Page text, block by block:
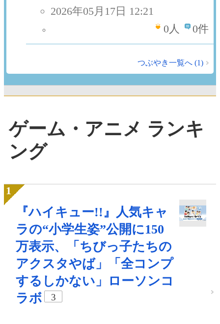
2026年05月17日 12:21
0人 0件
つぶやき一覧へ (1)
ゲーム・アニメ ランキ
ング
『ハイキュー!!』人気キャ
ラの“小学生姿”公開に150
万表示、「ちびっ子たちの
アクスタやば」「全コンプ
するしかない」ローソンコ
ラボ
3